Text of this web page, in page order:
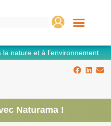
nature et à l’environnement
Naturama !